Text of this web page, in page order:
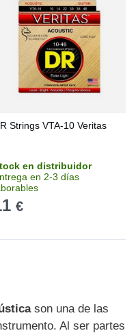
Strings VTA-10 Veritas
en distribuidor
en 2-3 días
€
son una de las
Al ser partes